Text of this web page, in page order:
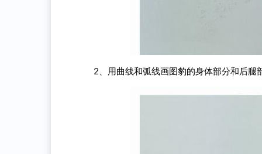
2、用曲线和弧线画图豹的身体部分和后腿